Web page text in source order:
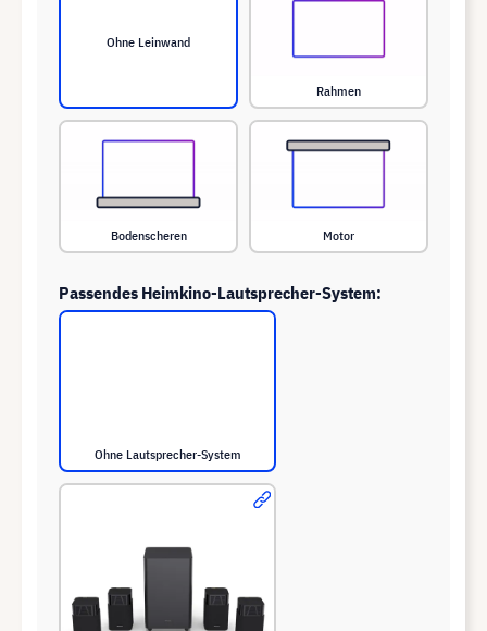
Ohne Leinwand
Rahmen
Bodenscheren Motor
Passendes Heimkino-Lautsprecher-System:
Ohne Lautsprecher-System